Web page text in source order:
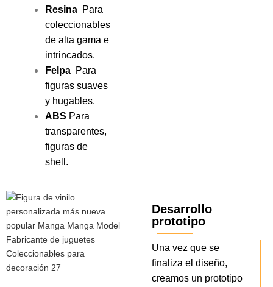
Resina Para
coleccionables
de alta gama e
intrincados.
Felpa Para
figuras suaves
y hugables.
ABS Para
transparentes,
figuras de
shell.
Desarrollo
prototipo
Una vez que se
finaliza el diseño,
creamos un prototipo